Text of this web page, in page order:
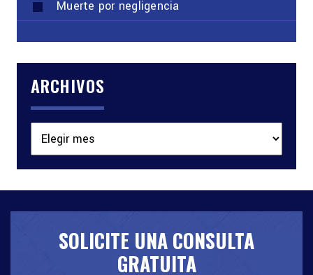
Muerte por negligencia
ARCHIVOS
SOLICITE UNA CONSULTA
GRATUITA